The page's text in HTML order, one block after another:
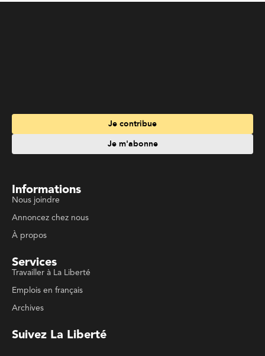
Informations
Services
Travailler à La Liberté
Emplois en français
Suivez La Liberté